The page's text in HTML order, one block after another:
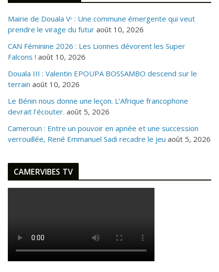
Mairie de Douala Vᵉ : Une commune émergente qui veut
prendre le virage du futur août 10, 2026
CAN Féminine 2026 : Les Lionnes dévorent les Super
Falcons ! août 10, 2026
Douala III : Valentin EPOUPA BOSSAMBO descend sur le
terrain août 10, 2026
Le Bénin nous donne une leçon. L’Afrique francophone
devrait l’écouter. août 5, 2026
Cameroun : Entre un pouvoir en apnée et une succession
verrouillée, René Emmanuel Sadi recadre le jeu août 5, 2026
CAMERVIBES TV